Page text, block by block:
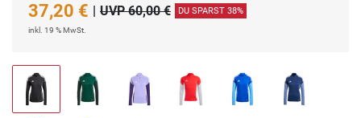
37,20 € | UVP 60,00 € DU SPARST 38%
inkl. 19 % MwSt.